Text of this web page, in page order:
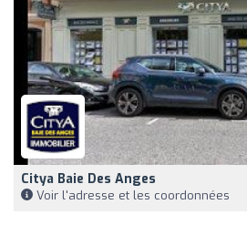
Citya Baie Des Anges
Voir l'adresse et les coordonnées